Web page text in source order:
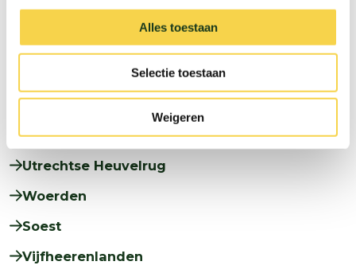
Alles toestaan
Selectie toestaan
Weigeren
Leusden
Montfoort
Oudewater
Stichtse Vecht
Utrechtse Heuvelrug
Woerden
Soest
Vijfheerenlanden